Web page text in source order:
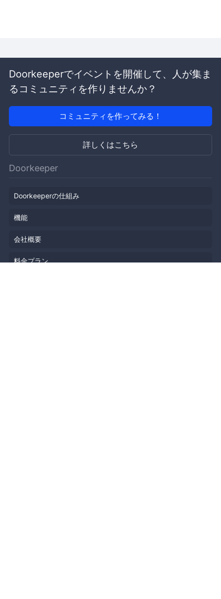
Doorkeeperでイベントを開催して、人が集ま
るコミュニティを作りませんか？
コミュニティを作ってみる！
詳しくはこちら
Doorkeeper
Doorkeeperの仕組み
機能
会社概要
料金プラン